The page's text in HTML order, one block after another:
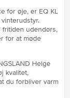
for øje, er EQ KL
fritiden udendørs,
for at møde
Helge
kvalitet,
du forbliver varm